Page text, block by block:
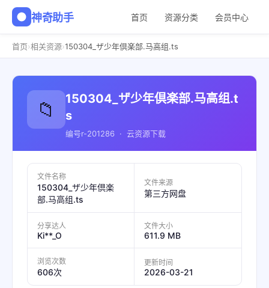
神奇助手 首页 资源分类 会员中心
首页›相关资源›150304_ザ少年倶楽部.马高组.ts
📁
150304_ザ少年倶楽部.马高组.t
s
编号r-201286 · 云资源下载
文件名称
150304_ザ少年倶楽
部.马高组.ts
文件来源
第三方网盘
分享达人
Ki**_O
文件大小
611.9 MB
浏览次数
606次
更新时间
2026-03-21